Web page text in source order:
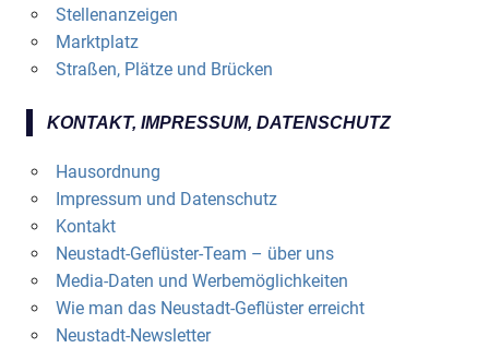
Stellenanzeigen
Marktplatz
Straßen, Plätze und Brücken
KONTAKT, IMPRESSUM, DATENSCHUTZ
Hausordnung
Impressum und Datenschutz
Kontakt
Neustadt-Geflüster-Team – über uns
Media-Daten und Werbemöglichkeiten
Wie man das Neustadt-Geflüster erreicht
Neustadt-Newsletter